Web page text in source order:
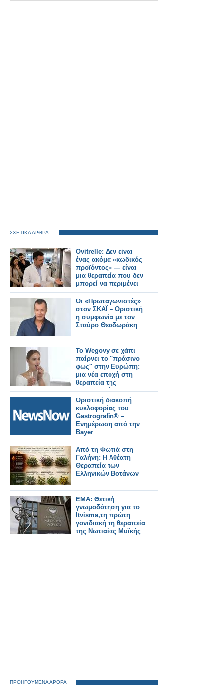
ΣΧΕΤΙΚΑ ΑΡΘΡΑ
Ovitrelle: Δεν είναι
ένας ακόμα «κωδικός
προϊόντος» — είναι
μια θεραπεία που δεν
μπορεί να περιμένει
Οι «Πρωταγωνιστές»
στον ΣΚΑΪ – Οριστική
η συμφωνία με τον
Σταύρο Θεοδωράκη
Το Wegovy σε χάπι
παίρνει το ''πράσινο
φως'' στην Ευρώπη:
μια νέα εποχή στη
θεραπεία της
παχυσαρκίας
Οριστική διακοπή
κυκλοφορίας του
Gastrografin® –
Ενημέρωση από την
Bayer
Από τη Φωτιά στη
Γαλήνη: Η Αθέατη
Θεραπεία των
Ελληνικών Βοτάνων
EMA: Θετική
γνωμοδότηση για το
Itvisma,τη πρώτη
γονιδιακή τη θεραπεία
της Νωτιαίας Μυϊκής
Ατροφίας (SMA)
ΠΡΟΗΓΟΥΜΕΝΑ ΑΡΘΡΑ